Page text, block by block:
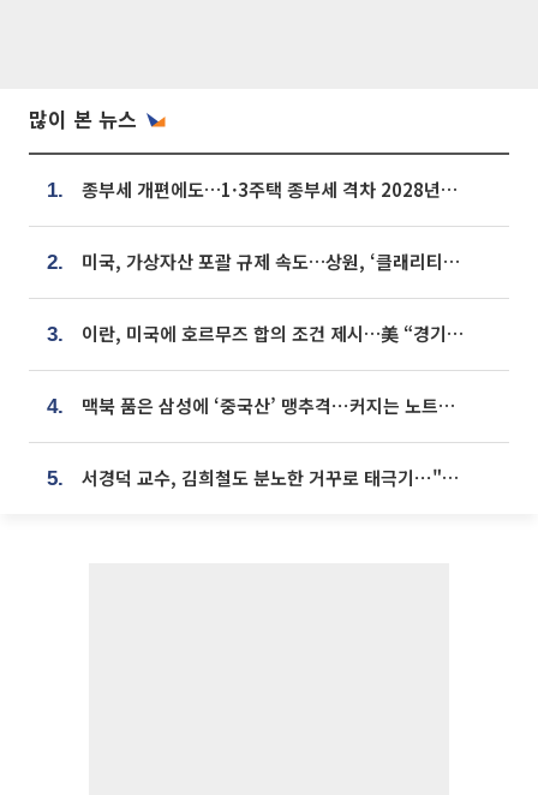
많이 본 뉴스
1. 종부세 개편에도…1·3주택 종부세 격차 2028년부터 확대
2. 미국, 가상자산 포괄 규제 속도…상원, ‘클래리티법’ 9월 절차투표 추진
3. 이란, 미국에 호르무즈 합의 조건 제시…美 “경기 아직 안 끝나” [종합]
4. 맥북 품은 삼성에 ‘중국산’ 맹추격⋯커지는 노트북 OLED 시장
5. 서경덕 교수, 김희철도 분노한 거꾸로 태극기⋯"엉터리는 아냐, 아쉬울 뿐"